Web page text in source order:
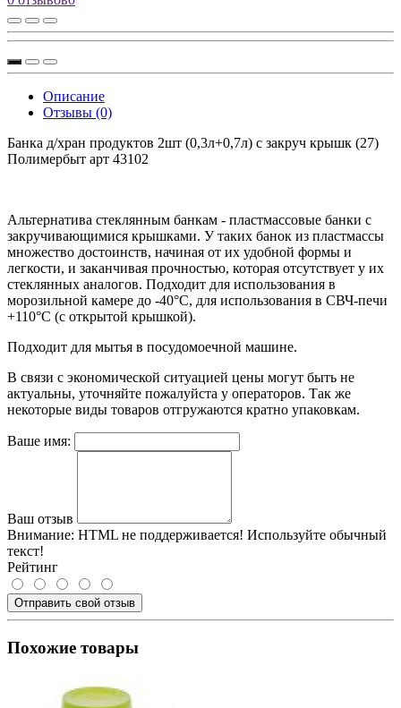
Описание
Отзывы (0)
Банка д/хран продуктов 2шт (0,3л+0,7л) с закруч крышк (27)
Полимербыт арт 43102
Альтернатива стеклянным банкам - пластмассовые банки с
закручивающимися крышками. У таких банок из пластмассы
множество достоинств, начиная от их удобной формы и
легкости, и заканчивая прочностью, которая отсутствует у их
стеклянных аналогов. Подходит для использования в
морозильной камере до -40°C, для использования в СВЧ-печи
+110°C (с открытой крышкой).
Подходит для мытья в посудомоечной машине.
В связи с экономической ситуацией цены могут быть не
актуальны, уточняйте пожалуйста у операторов. Так же
некоторые виды товаров отгружаются кратно упаковкам.
Ваше имя:
Ваш отзыв
Внимание: HTML не поддерживается! Используйте обычный
текст!
Рейтинг
Отправить свой отзыв
Похожие товары